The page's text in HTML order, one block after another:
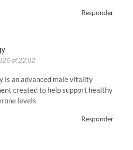
Responder
at 22:02
is an advanced male vitality
created to help support healthy
levels
Responder